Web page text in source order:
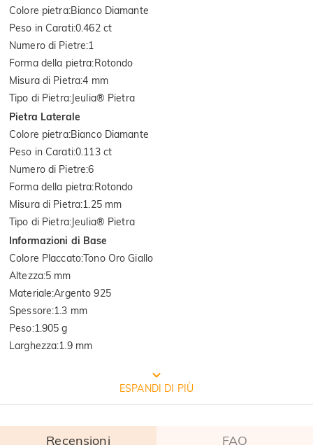
Colore pietra:Bianco Diamante
Peso in Carati:0.462 ct
Numero di Pietre:1
Forma della pietra:Rotondo
Misura di Pietra:4 mm
Tipo di Pietra:Jeulia® Pietra
Pietra Laterale
Colore pietra:Bianco Diamante
Peso in Carati:0.113 ct
Numero di Pietre:6
Forma della pietra:Rotondo
Misura di Pietra:1.25 mm
Tipo di Pietra:Jeulia® Pietra
Informazioni di Base
Colore Placcato:Tono Oro Giallo
Altezza:5 mm
Materiale:Argento 925
Spessore:1.3 mm
Peso:1.905 g
Larghezza:1.9 mm
CONFEZIONE GRATUITA JEULIA
ESPANDI DI PIÙ
Recensioni FAQ